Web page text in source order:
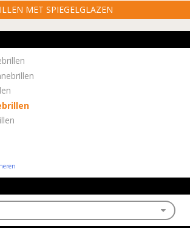
MET SPIEGELGLAZEN